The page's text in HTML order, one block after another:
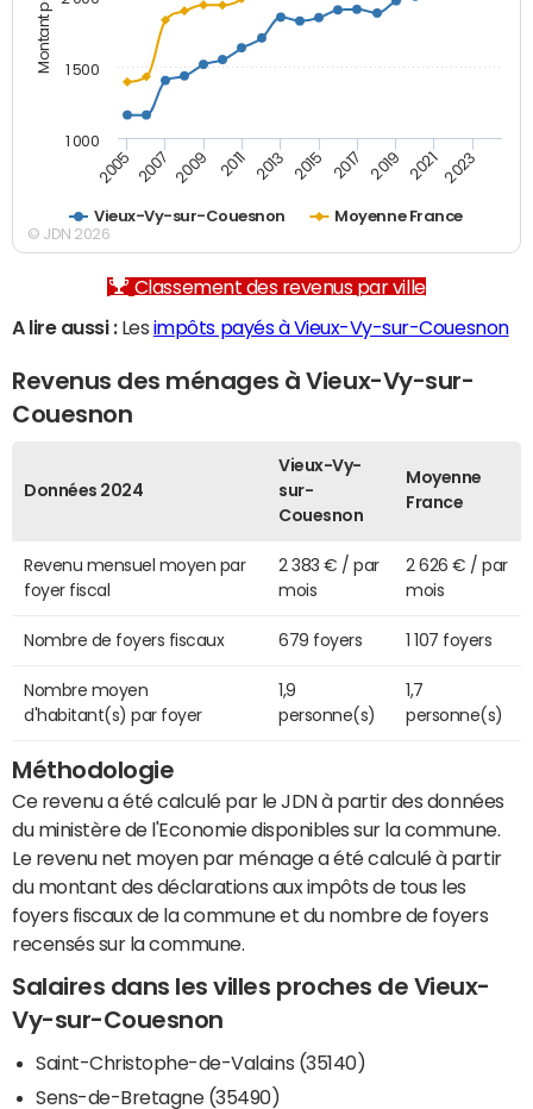
Vieux-Vy-sur-Couesnon Moyenne France
2005 2007 2009 2011 2013 2015 2017 2019 2021 2023
1 000
1 500
© JDN 2026
Classement des revenus par ville
A lire aussi :Les impôts payés à Vieux-Vy-sur-Couesnon
Revenus des ménages à Vieux-Vy-sur-
Couesnon
Données 2024
Vieux-Vy-
sur-
Couesnon
Moyenne
France
Revenu mensuel moyen par
foyer fiscal
2 383 € / par
mois
2 626 € / par
mois
Nombre de foyers fiscaux 679 foyers 1 107 foyers
Nombre moyen
d'habitant(s) par foyer
1,9
personne(s)
1,7
personne(s)
Méthodologie
Ce revenu a été calculé par le JDN à partir des données
du ministère de l'Economie disponibles sur la commune.
Le revenu net moyen par ménage a été calculé à partir
du montant des déclarations aux impôts de tous les
foyers fiscaux de la commune et du nombre de foyers
recensés sur la commune.
Salaires dans les villes proches de Vieux-
Vy-sur-Couesnon
Saint-Christophe-de-Valains (35140)
Sens-de-Bretagne (35490)